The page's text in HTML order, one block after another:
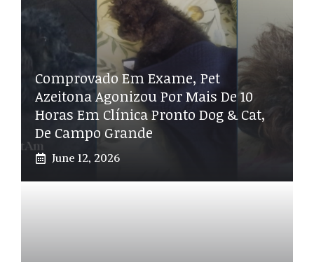
Comprovado Em Exame, Pet
Azeitona Agonizou Por Mais De 10
Horas Em Clínica Pronto Dog & Cat,
De Campo Grande
June 12, 2026